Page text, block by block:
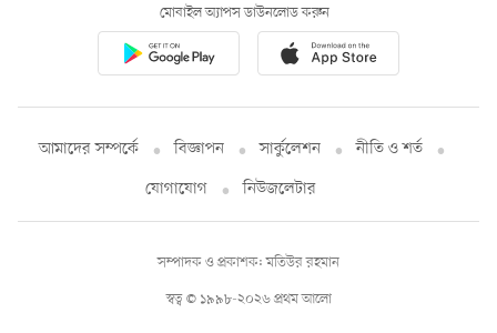
মোবাইল অ্যাপস ডাউনলোড করুন
আমাদের সম্পর্কে বিজ্ঞাপন সার্কুলেশন
নীতি ও শর্ত
যোগাযোগ
নিউজলেটার
স্বত্ব © ১৯৯৮-২০২৬ প্রথম আলো
সম্পাদক ও প্রকাশক: মতিউর রহমান